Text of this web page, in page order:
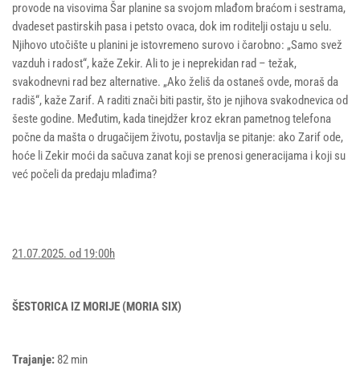
provode na visovima Šar planine sa svojom mlađom braćom i sestrama,
dvadeset pastirskih pasa i petsto ovaca, dok im roditelji ostaju u selu.
Njihovo utočište u planini je istovremeno surovo i čarobno: „Samo svež
vazduh i radost“, kaže Zekir. Ali to je i neprekidan rad – težak,
svakodnevni rad bez alternative. „Ako želiš da ostaneš ovde, moraš da
radiš“, kaže Zarif. A raditi znači biti pastir, što je njihova svakodnevica od
šeste godine. Međutim, kada tinejdžer kroz ekran pametnog telefona
počne da mašta o drugačijem životu, postavlja se pitanje: ako Zarif ode,
hoće li Zekir moći da sačuva zanat koji se prenosi generacijama i koji su
već počeli da predaju mlađima?
21.07.2025. od 19:00h
ŠESTORICA IZ MORIJE (MORIA SIX)
Trajanje: 82 min